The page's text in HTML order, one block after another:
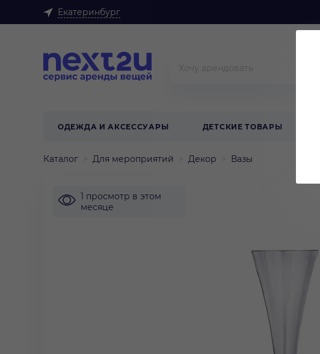
Екатеринбург
ОДЕЖДА И АКСЕССУАРЫ ДЕТСКИЕ ТОВАРЫ
Каталог Для мероприятий Декор Вазы
1 просмотр в этом
месяце